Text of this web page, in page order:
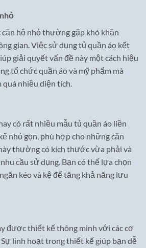
hộ nhỏ thường gặp khó khăn
gian. Việc sử dụng tủ quần áo kết
giải quyết vấn đề này một cách hiệu
tổ chức quần áo và mỹ phẩm mà
nhiều diện tích.
có rất nhiều mẫu tủ quần áo liền
nhỏ gọn, phù hợp cho những căn
thường có kích thước vừa phải và
cầu sử dụng. Bạn có thể lựa chọn
kéo và kệ để tăng khả năng lưu
được thiết kế thông minh với các cơ
linh hoạt trong thiết kế giúp bạn dễ